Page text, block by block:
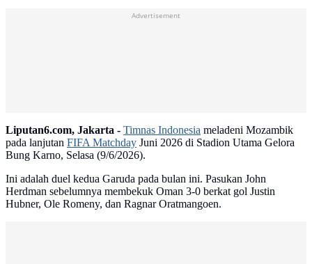
Advertisement
Liputan6.com, Jakarta - Timnas Indonesia meladeni Mozambik
pada lanjutan FIFA Matchday Juni 2026 di Stadion Utama Gelora
Bung Karno, Selasa (9/6/2026).
Ini adalah duel kedua Garuda pada bulan ini. Pasukan John
Herdman sebelumnya membekuk Oman 3-0 berkat gol Justin
Hubner, Ole Romeny, dan Ragnar Oratmangoen.